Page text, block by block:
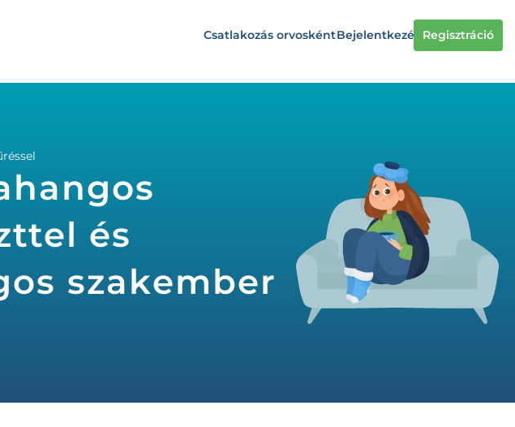
Csatlakozás orvoskéntBejelentkezés Regisztráció
és
szakember